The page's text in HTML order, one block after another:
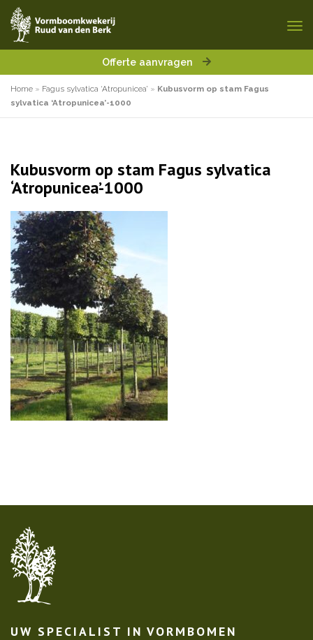
Offerte aanvragen
Home » Fagus sylvatica ‘Atropunicea’ » Kubusvorm op stam Fagus
sylvatica ‘Atropunicea’-1000
Kubusvorm op stam Fagus sylvatica
‘Atropunicea’-1000
UW SPECIALIST IN VORMBOMEN